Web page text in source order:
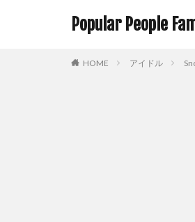
Popular People
HOME アイドル